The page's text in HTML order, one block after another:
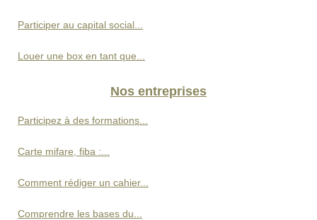
Participer au capital social...
Louer une box en tant que...
Nos entreprises
Participez à des formations...
Carte mifare, fiba :...
Comment rédiger un cahier...
Comprendre les bases du...